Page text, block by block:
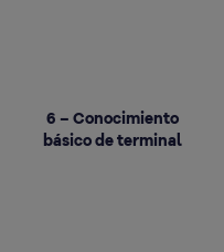
6 – Conocimiento
básico de terminal